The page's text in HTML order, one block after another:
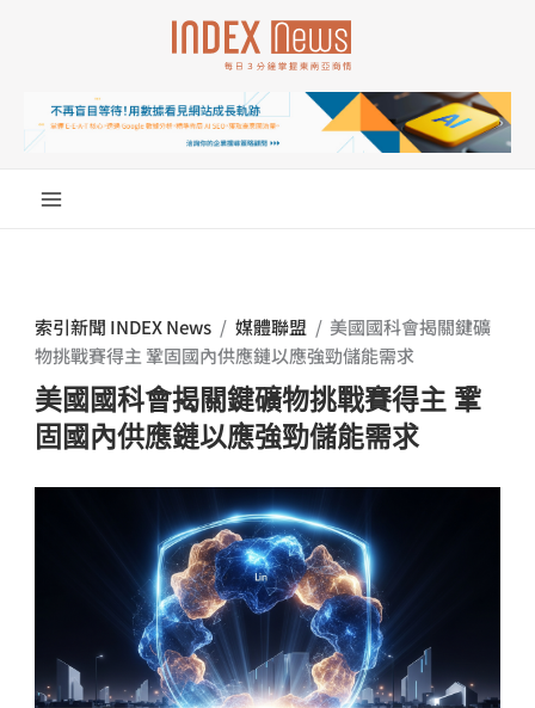
索引新聞 INDEX News / 媒體聯盟 / 美國國科會揭關鍵礦
物挑戰賽得主 鞏固國內供應鏈以應強勁儲能需求
美國國科會揭關鍵礦物挑戰賽得主 鞏
固國內供應鏈以應強勁儲能需求